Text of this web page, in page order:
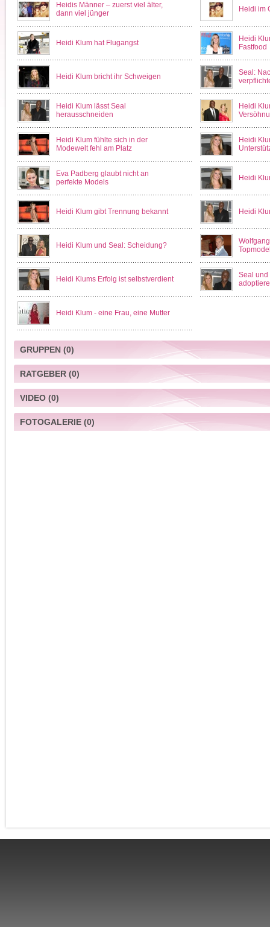
Heidis Männer – zuerst viel älter,
dann viel jünger
Heidi im
Heidi Klum hat Flugangst
Heidi
Fastfood
Heidi Klum bricht ihr Schweigen
Seal:
Heidi Klum lässt Seal
herausschneiden
Heidi
Heidi Klum fühlte sich in der
Modewelt fehl am Platz
Heidi
Eva Padberg glaubt nicht an
perfekte Models
Heidi
Heidi Klum gibt Trennung bekannt Heidi
Heidi Klum und Seal: Scheidung?
Heidi Klums Erfolg ist selbstverdient
Seal und
Heidi Klum - eine Frau, eine Mutter
GRUPPEN(0)
RATGEBER(0)
VIDEO(0)
FOTOGALERIE(0)